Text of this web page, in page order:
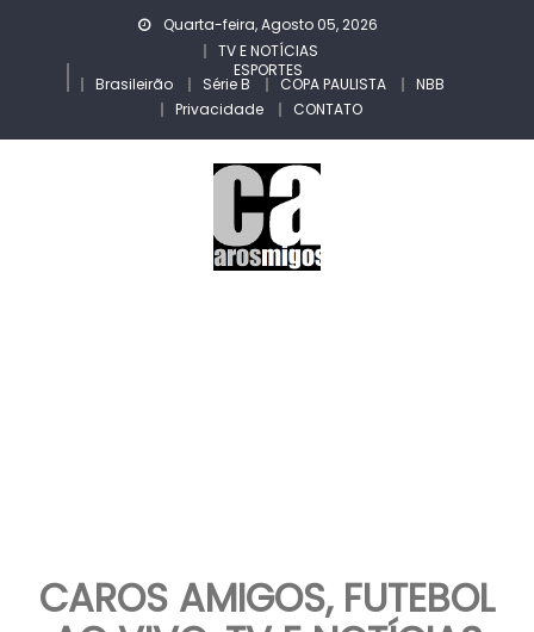
Quarta-feira, Agosto 05, 2026
TV E NOTÍCIAS
ESPORTES
Brasileirão Série B COPA PAULISTA
NBB
Privacidade
CONTATO
CAROS AMIGOS, FUTEBOL